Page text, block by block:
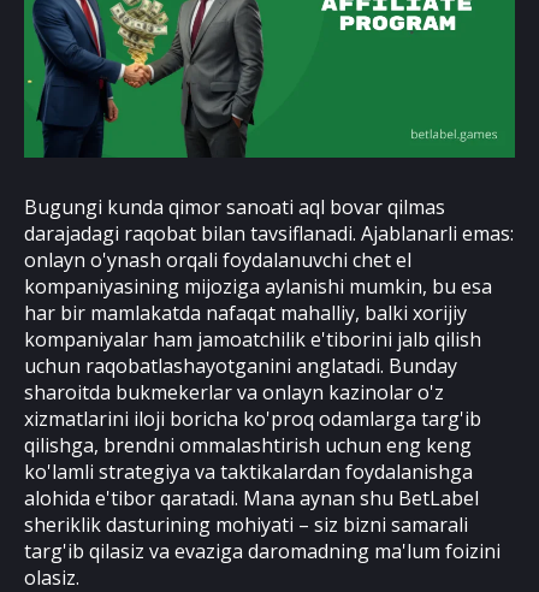
Bugungi kunda qimor sanoati aql bovar qilmas
darajadagi raqobat bilan tavsiflanadi. Ajablanarli emas:
onlayn o'ynash orqali foydalanuvchi chet el
kompaniyasining mijoziga aylanishi mumkin, bu esa
har bir mamlakatda nafaqat mahalliy, balki xorijiy
kompaniyalar ham jamoatchilik e'tiborini jalb qilish
uchun raqobatlashayotganini anglatadi. Bunday
sharoitda bukmekerlar va onlayn kazinolar o'z
xizmatlarini iloji boricha ko'proq odamlarga targ'ib
qilishga, brendni ommalashtirish uchun eng keng
ko'lamli strategiya va taktikalardan foydalanishga
alohida e'tibor qaratadi. Mana aynan shu BetLabel
sheriklik dasturining mohiyati – siz bizni samarali
targ'ib qilasiz va evaziga daromadning ma'lum foizini
olasiz.